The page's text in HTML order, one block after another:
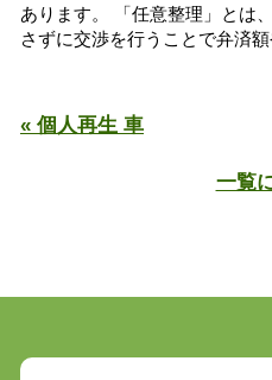
あります。 「任意整理」とは
さずに交渉を行うことで弁済
« 個人再生 車
一覧